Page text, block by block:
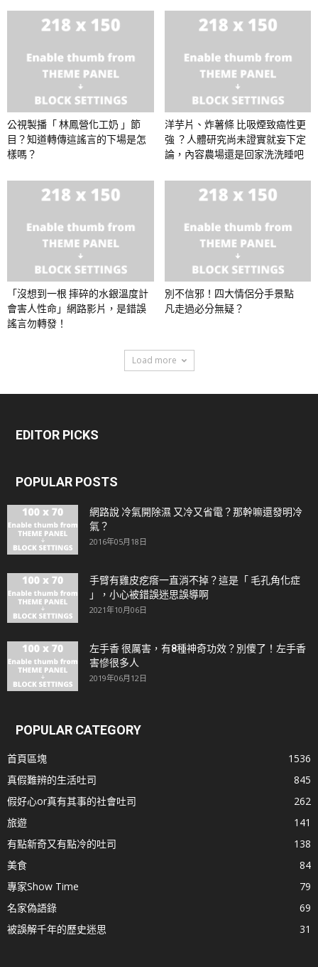
公視製播「 林鳳營化工奶 」節
目？知道轉傳這謠言的下場是怎
樣嗎？
洋芋片、炸薯條 比吸煙致癌性更
強 ？人體研究尚未證實就妄下定
論，內容農場還是回家洗洗睡吧
「沒想到一根 摔碎的水銀溫度計
會害人性命」網路影片，是錯誤
謠言勿轉發！
別不信邪！四大情侶分手景點
凡走過必分無疑？
Load more
EDITOR PICKS
POPULAR POSTS
網路說 冷氣開除濕 又冷又省電？那幹嘛還發明冷
氣？
2016年05月18日
手臂有雞皮疙瘩一直消不掉？這是「 毛孔角化症
」，小心被錯誤迷思誤導啊
2021年10月06日
左手香 很厲害，有8種神奇功效？別傻了！左手香
害慘很多人
2019年06月12日
POPULAR CATEGORY
首頁區塊
1536
真假難辨的生活吐司
845
假好心or真有其事的社會吐司
262
旅遊
141
有點新奇又有點冷的吐司
138
美食
84
專家Show Time
79
名家偽語錄
69
被誤解千年的歷史迷思
31